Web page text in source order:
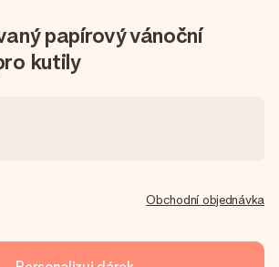
papírový vánoční
kutily
Obchodní objednávka